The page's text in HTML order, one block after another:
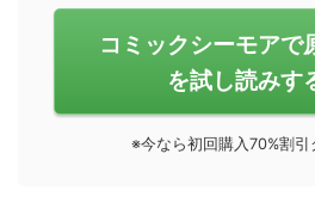
コミックシーモアで
を試し読みす
※今なら初回購入70%割引